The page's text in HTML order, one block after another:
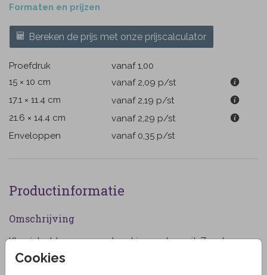
Cookies
Formaten en prijzen
Bereken de prijs met onze prijscalculator
Proefdruk
vanaf 1,00
15 × 10 cm
vanaf 2,09 p/st
17.1 × 11.4 cm
vanaf 2,19 p/st
21.6 × 14.4 cm
vanaf 2,29 p/st
Enveloppen
vanaf 0,35 p/st
Productinformatie
Omschrijving
Klassieke bloemen rouwkaart in zwart en wit. Zwart
balkje met naam erin. (2)